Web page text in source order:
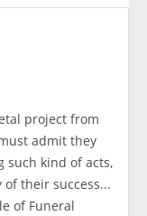
project from
admit they
such kind of acts,
of their success...
of Funeral